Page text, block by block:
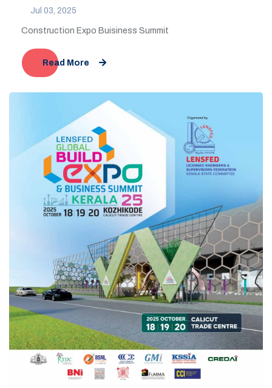
Jul 03, 2025
Construction Expo Buisiness Summit
Read More